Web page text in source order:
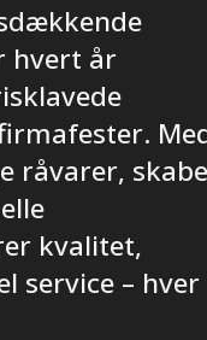
hvert år
råvarer,
kvalitet,
service – hver